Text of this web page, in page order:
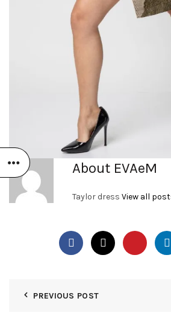
About EVAeM
Taylor dress View all
PREVIOUS POST